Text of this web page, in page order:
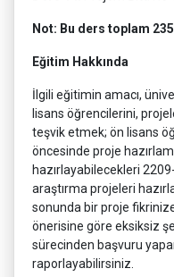
Not: Bu ders toplam
Eğitim Hakkında
İlgili eğitimin amacı,
lisans öğrencilerini,
teşvik etmek; ön lisans
öncesinde proje
hazırlayabilecekleri
araştırma projeleri
sonunda bir proje
önerisine göre eksiksiz
sürecinden başvuru
raporlayabilirsiniz.